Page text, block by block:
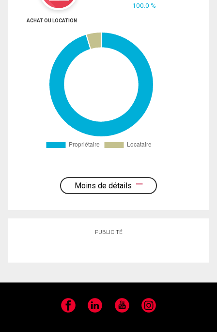
100.0 %
ACHAT OU LOCATION
Moins de détails
PUBLICITÉ
Facebook LinkedIn YouTube Instagram